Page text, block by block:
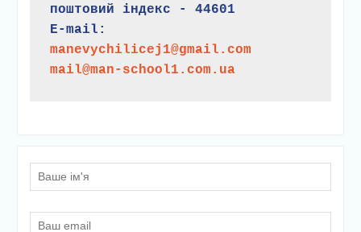
поштовий індекс - 44601
E-mail:
manevychilicej1@gmail.com
mail@man-school1.com.ua